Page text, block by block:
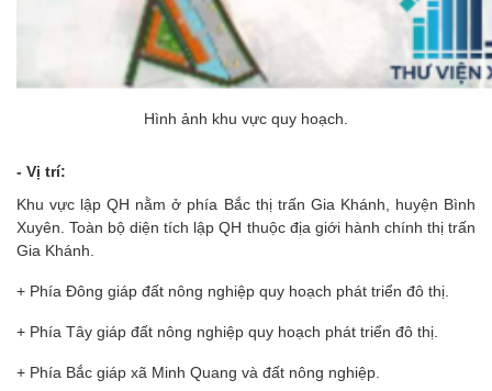
Hình ảnh khu vực quy hoạch.
- Vị trí:
Khu vực lập QH nằm ở phía Bắc thị trấn Gia Khánh, huyện Bình
Xuyên. Toàn bộ diện tích lập QH thuộc địa giới hành chính thị trấn
Gia Khánh.
+ Phía Đông giáp đất nông nghiệp quy hoạch phát triển đô thị.
+ Phía Tây giáp đất nông nghiệp quy hoạch phát triển đô thị.
+ Phía Bắc giáp xã Minh Quang và đất nông nghiệp.